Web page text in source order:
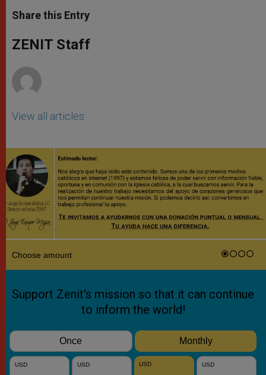
t
s
p
p
s
e
g
e
e
b
o
k
Share this Entry
ZENIT Staff
View all articles